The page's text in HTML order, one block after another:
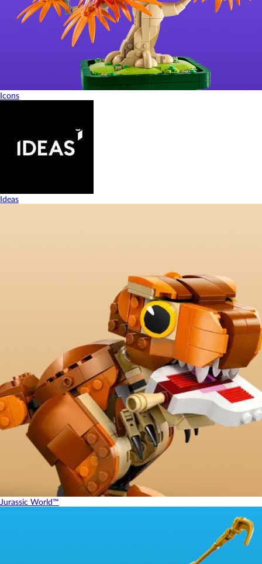
Icons
Ideas
Jurassic World™